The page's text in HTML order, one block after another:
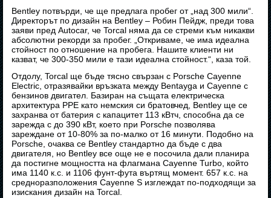
Bentley потвърди, че ще предлага пробег от „над 300 мили“.
Директорът по дизайн на Bentley – Робин Пейдж, преди това
заяви пред Autocar, че Torcal няма да се стреми към никакви
абсолютни рекорди за пробег. „Откриваме, че има идеална
стойност по отношение на пробега. Нашите клиенти ни
казват, че 300-350 мили е тази идеална стойност.“, каза той.
Отдолу, Torcal ще бъде тясно свързан с Porsche Cayenne
Electric, отразявайки връзката между Bentayga и Cayenne с
бензинов двигател. Базиран на същата електрическа
архитектура PPE като немския си братовчед, Bentley ще се
захранва от батерия с капацитет 113 кВтч, способна да се
зарежда с до 390 кВт, което при Porsche позволява
зареждане от 10-80% за по-малко от 16 минути. Подобно на
Porsche, очаква се Bentley стандартно да бъде с два
двигателя, но Bentley все още не е посочила дали планира
да постигне мощността на флагмана Cayenne Turbo, който
има 1140 к.с. и 1106 фунт-фута въртящ момент. 657 к.с. на
средноразположения Cayenne S изглеждат по-подходящи за
изискания дизайн на Torcal.